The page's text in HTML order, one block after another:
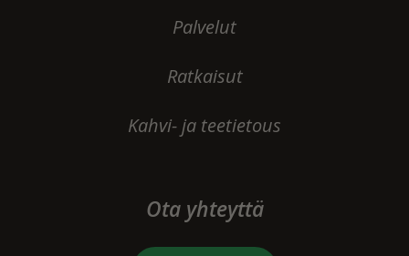
Palvelut
Ratkaisut
Kahvi- ja teetietous
Ota yhteyttä